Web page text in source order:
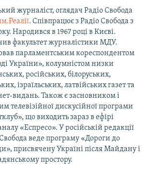
журналіст, оглядач Радіо Свобода
. Співпрацює з Радіо Свобода з
Народився в 1967 році в Києві.
факультет журналістики МДУ.
парламентським кореспондентом
України», колумністом низки
російських, білоруських,
ізраїльських, латвійських газет та
видань. Також є засновником і
телевізійної дискусійної програми
що виходить зараз в ефірі
«Еспресо». У російській редакції
веде програму «Дороги до
присвячену Україні після Майдану і
простору.